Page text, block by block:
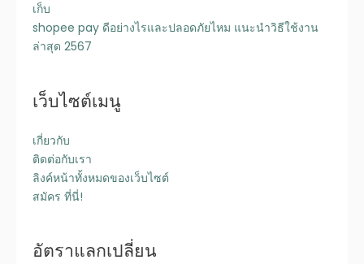
เก็บ
shopee pay ดีอย่างไรและปลอดภัยไหม แนะนำวิธีใช้งาน
ล่าสุด 2567
เว็บไซต์เมนู
เกี่ยวกับ
ติดต่อกับเรา
ลิงค์หน้าทั้งหมดของเว็บไซต์
สมัคร ที่นี่!
อัตราแลกเปลี่ยน